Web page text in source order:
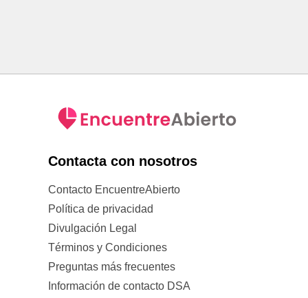
Contacta con nosotros
Contacto EncuentreAbierto
Política de privacidad
Divulgación Legal
Términos y Condiciones
Preguntas más frecuentes
Información de contacto DSA